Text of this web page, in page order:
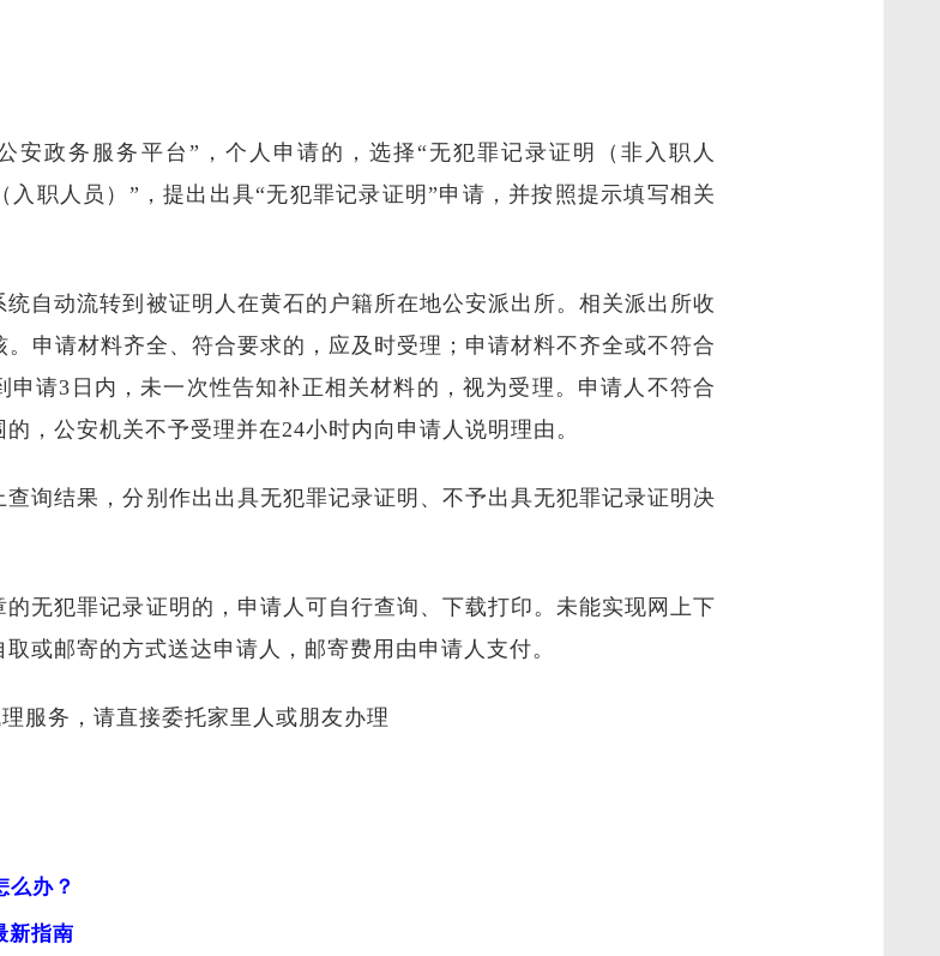
安政务服务平台”，个人申请的，选择“无犯罪记录证明（非入职人
职人员）”，提出出具“无犯罪记录证明”申请，并按照提示填写相关
统自动流转到被证明人在黄石的户籍所在地公安派出所。相关派出所收
申请材料齐全、符合要求的，应及时受理；申请材料不齐全或不符合
请3日内，未一次性告知补正相关材料的，视为受理。申请人不符合
，公安机关不予受理并在24小时内向申请人说明理由。
查询结果，分别作出出具无犯罪记录证明、不予出具无犯罪记录证明决
的无犯罪记录证明的，申请人可自行查询、下载打印。未能实现网上下
或邮寄的方式送达申请人，邮寄费用由申请人支付。
服务，请直接委托家里人或朋友办理
么办？
新指南